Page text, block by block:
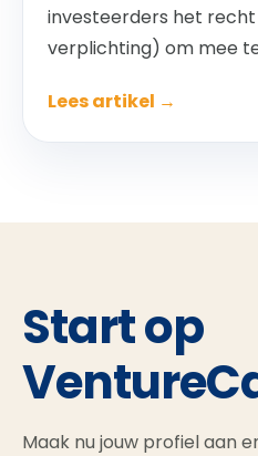
investeerders het
verplichting) om mee
Lees artikel →
Start op
Maak nu jouw profiel aan